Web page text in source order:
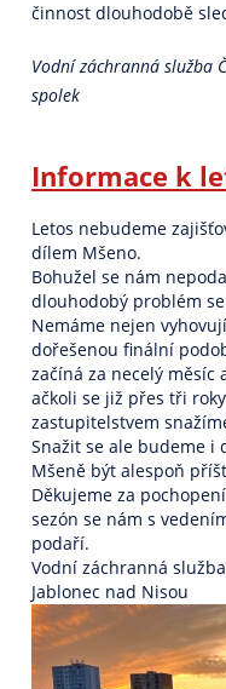
činnost dlouhodobě
Vodní záchranná služba
spolek
Informace k
Letos nebudeme
dílem Mšeno.
Bohužel se nám
dlouhodobý problém
Nemáme nejen
dořešenou finální
začíná za necelý měsíc
ačkoli se již přes tři
zastupitelstvem
Snažit se ale budeme i
Mšeně být alespoň
Děkujeme za
sezón se nám s
podaří.
Vodní záchranná služba
Jablonec nad Nisou